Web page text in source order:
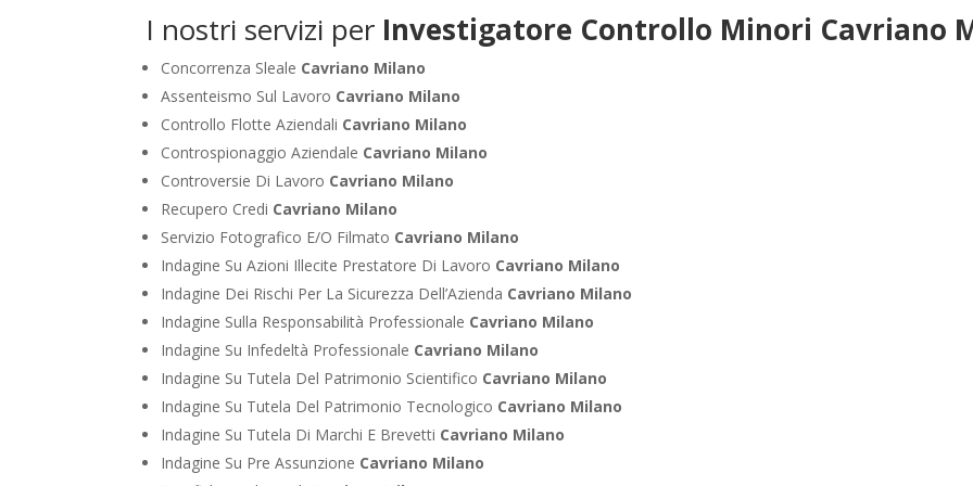
I nostri servizi per Investigatore Controllo Minori Cavriano
Concorrenza Sleale Cavriano Milano
Assenteismo Sul Lavoro Cavriano Milano
Controllo Flotte Aziendali Cavriano Milano
Controspionaggio Aziendale Cavriano Milano
Controversie Di Lavoro Cavriano Milano
Recupero Credi Cavriano Milano
Servizio Fotografico E/O Filmato Cavriano Milano
Indagine Su Azioni Illecite Prestatore Di Lavoro Cavriano Milano
Indagine Dei Rischi Per La Sicurezza Dell’Azienda Cavriano Milano
Indagine Sulla Responsabilità Professionale Cavriano Milano
Indagine Su Infedeltà Professionale Cavriano Milano
Indagine Su Tutela Del Patrimonio Scientifico Cavriano Milano
Indagine Su Tutela Del Patrimonio Tecnologico Cavriano Milano
Indagine Su Tutela Di Marchi E Brevetti Cavriano Milano
Indagine Su Pre Assunzione Cavriano Milano